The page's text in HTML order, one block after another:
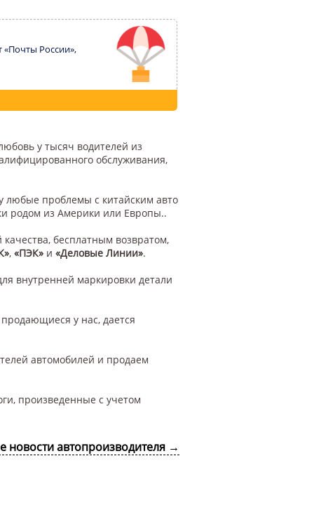
«Почты России»,
у тысяч водителей из
обслуживания,
любые проблемы с китайским авто
родом из Америки или Европы..
бесплатным возвратом,
, «ПЭК» и «Деловые Линии».
внутренней маркировки детали
у нас, дается
автомобилей и продаем
произведенные с учетом
новости автопроизводителя →